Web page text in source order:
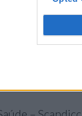
– Alianza